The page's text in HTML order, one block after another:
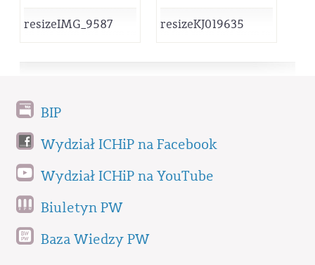
resizeIMG_9587 resizeKJ019635
BIP
Wydział ICHiP na Facebook
Wydział ICHiP na YouTube
Biuletyn PW
Baza Wiedzy PW